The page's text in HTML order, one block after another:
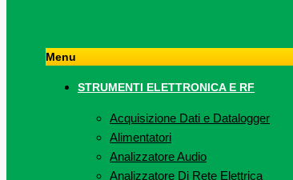
Menu
STRUMENTI ELETTRONICA E RF
Acquisizione Dati e Datalogger
Alimentatori
Analizzatore Audio
Analizzatore Di Rete Elettrica